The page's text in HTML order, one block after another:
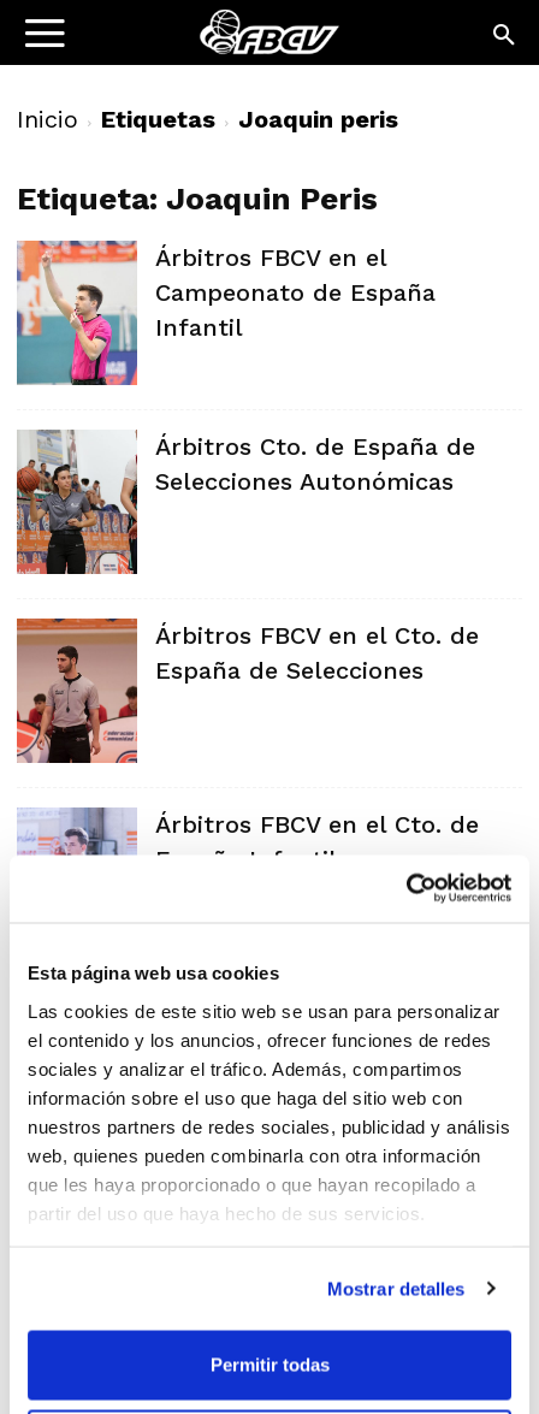
Esta página web usa cookies
Las cookies de este sitio web se usan para personalizar
el contenido y los anuncios, ofrecer funciones de redes
sociales y analizar el tráfico. Además, compartimos
información sobre el uso que haga del sitio web con
nuestros partners de redes sociales, publicidad y análisis
web, quienes pueden combinarla con otra información
que les haya proporcionado o que hayan recopilado a
partir del uso que haya hecho de sus servicios.
Mostrar detalles
Permitir todas
Inicio Etiquetas Joaquin peris
Etiqueta: Joaquin Peris
Árbitros FBCV en el
Campeonato de España
Infantil
Árbitros Cto. de España de
Selecciones Autonómicas
Árbitros FBCV en el Cto. de
España de Selecciones
Árbitros FBCV en el Cto. de
España Infantil
Árbitros FBCV en el Cto. de
España Minibasket